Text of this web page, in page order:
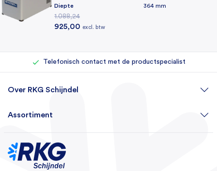
Koelunit
Intern
6 stuks staand
Certificeringen
Garantie
Kleur
Donkergrijs, Lichtgrijs
Diepte
364 mm
1.088,24
Oorspronkelijke prijs was: 1.088,24.
925,00 excl. btw
Eigen reparatieafdeling (500+ reparaties per jaar)
Telefonisch contact met de productspecialist
Over RKG Schijndel
Assortiment